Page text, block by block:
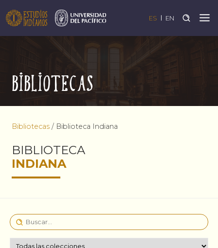
ES EN
Bibliotecas
Bibliotecas / Biblioteca Indiana
BIBLIOTECA
INDIANA